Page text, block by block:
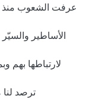
عرفت الشعوب منذ
الأساطير والسيّر
لارتباطھا بھم
ترصد